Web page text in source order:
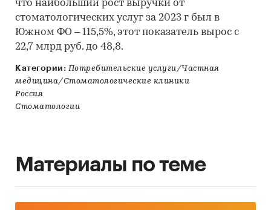
что наибольший рост выручки от
стоматологических услуг за 2023 г был в
Южном ФО – 115,5%, этот показатель вырос с
22,7 млрд руб. до 48,8.
Категории: Потребительские услуги/Частная
медицина/Стоматологические клиники
Россия
Стоматологии
Материалы по теме